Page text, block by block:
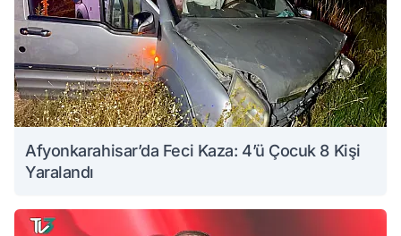
Afyonkarahisar’da Feci Kaza: 4’ü Çocuk 8 Kişi
Yaralandı